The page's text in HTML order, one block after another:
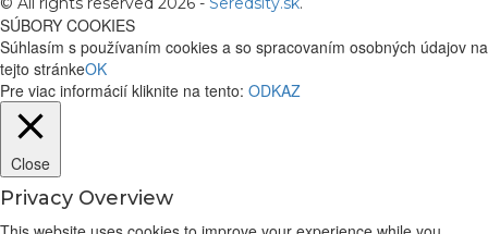
SÚBORY COOKIES
Súhlasím s používaním cookies a so spracovaním osobných údajov na
tejto stránkeOK
Pre viac informácií kliknite na tento: ODKAZ
Close
Privacy Overview